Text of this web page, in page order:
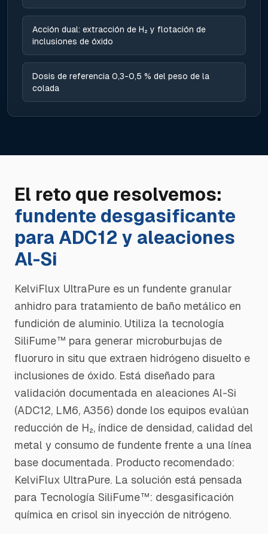
Acción dual: extracción de H₂ y flotación de
inclusiones de óxido
Dosis de referencia 0,3-0,5 % del peso de la
colada
El reto que resolvemos:
fundente desgasificante
para ADC12 y aleaciones
Al-Si
KelviFlux UltraPure es un fundente granular
anhidro para tratamiento de baño metálico en
fundición de aluminio. Utiliza la tecnología
SiliFume™ para generar microburbujas de
fluoruro in situ que extraen hidrógeno disuelto e
inclusiones de óxido. Está diseñado para
validación documentada en aleaciones Al-Si
(ADC12, LM6, A356) donde los equipos evalúan
reducción de H₂, índice de densidad, calidad del
metal y consumo de fundente frente a una línea
base documentada. Producto recomendado:
KelviFlux UltraPure. La solución está pensada
para Tecnología SiliFume™: desgasificación
química en crisol sin inyección de nitrógeno.